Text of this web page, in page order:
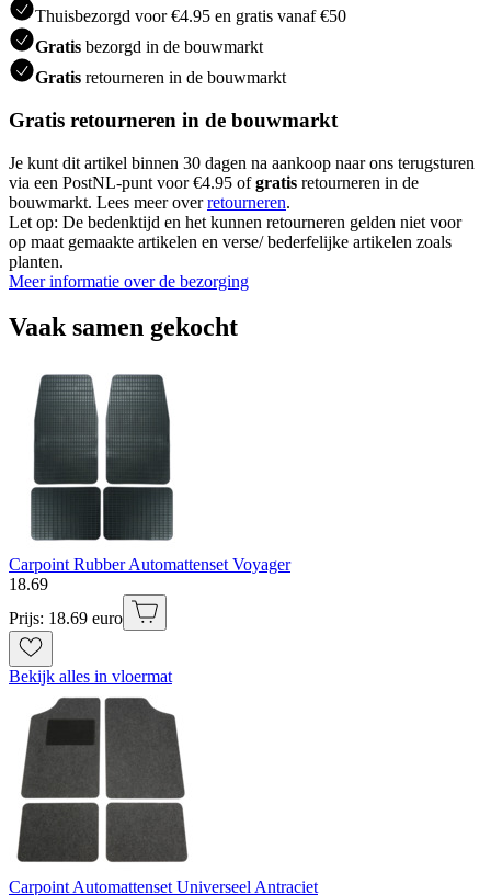
Thuisbezorgd voor €4.95 en gratis vanaf €50
Gratis bezorgd in de bouwmarkt
Gratis retourneren in de bouwmarkt
Gratis retourneren in de bouwmarkt
Je kunt dit artikel binnen 30 dagen na aankoop naar ons terugsturen
via een PostNL-punt voor €4.95 ofgratis retourneren in de
bouwmarkt. Lees meer overretourneren.
Let op: De bedenktijd en het kunnen retourneren gelden niet voor
op maat gemaakte artikelen en verse/ bederfelijke artikelen zoals
planten.
Meer informatie over de bezorging
Vaak samen gekocht
Carpoint Rubber Automattenset Voyager
18.69
Prijs: 18.69 euro
Bekijk alles in vloermat
Carpoint Automattenset Universeel Antraciet